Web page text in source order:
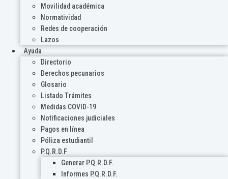
Movilidad académica
Normatividad
Redes de cooperación
Lazos
Ayuda
Directorio
Derechos pecunarios
Glosario
Listado Trámites
Medidas COVID-19
Notificaciones judiciales
Pagos en línea
Póliza estudiantil
P.Q.R.D.F
Generar P.Q.R.D.F.
Informes P.Q.R.D.F.